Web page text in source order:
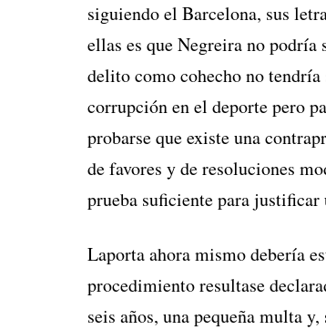
siguiendo el Barcelona, sus
ellas es que Negreira no
delito como cohecho no
corrupción en el deporte pero
probarse que existe una
de favores y de resoluciones
prueba suficiente para justificar
Laporta ahora mismo debería
procedimiento resultase
seis años, una pequeña multa